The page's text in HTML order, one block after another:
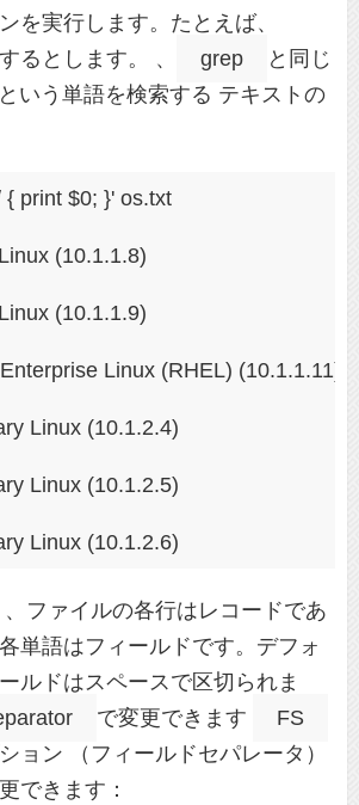
を実行します。たとえば、
るとします。 、 grep
と同じ
いう単語を検索する テキストの
{ print $0; }' os.txt
(10.1.1.8)
(10.1.1.9)
Linux (RHEL) (10.1.1.11)
Linux (10.1.2.4)
Linux (10.1.2.5)
Linux (10.1.2.6)
ファイルの各行はレコードであ
単語はフィールドです。デフォ
ルドはスペースで区切られま
で変更できます
FS
ョン （フィールドセパレータ）
できます：